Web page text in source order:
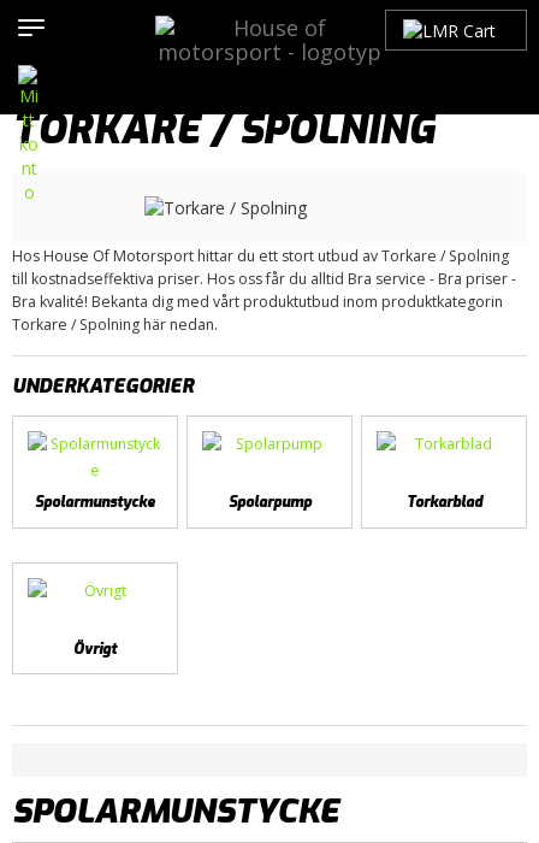
>Bilmärken>Saab >900>900 OG (1979-1993)
> Torkare / Spolning
TORKARE / SPOLNING
Hos House Of Motorsport hittar du ett stort utbud av Torkare / Spolning
till kostnadseffektiva priser. Hos oss får du alltid Bra service - Bra priser -
Bra kvalité! Bekanta dig med vårt produktutbud inom produktkategorin
Torkare / Spolning här nedan.
UNDERKATEGORIER
Spolarmunstycke Spolarpump Torkarblad
Övrigt
SPOLARMUNSTYCKE